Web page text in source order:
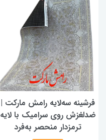
فرشینه سه‌لایه رامش مارکت |
ضدلغزش روی سرامیک با لایه
ترمزدار منحصر به‌فرد